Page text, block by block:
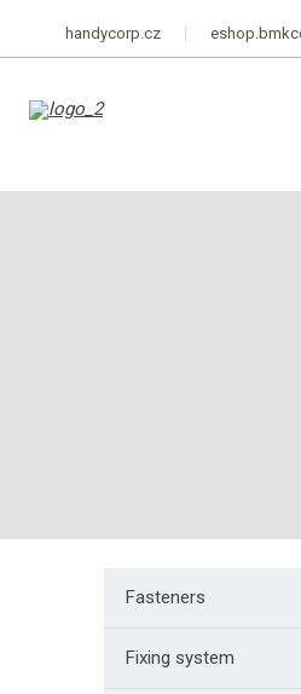
handycorp.cz
Fasteners
Fixing system